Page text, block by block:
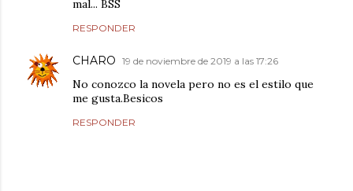
mal... BSS
RESPONDER
CHARO 19 de noviembre de 2019 a las 17:26
No conozco la novela pero no es el estilo que
me gusta.Besicos
RESPONDER